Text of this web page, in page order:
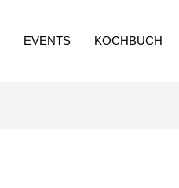
EVENTS KOCHBUCH